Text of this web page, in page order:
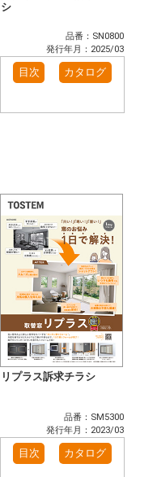
シ
品番：SN0800
発行年月：2025/03
目次 カタログ
リプラス訴求チラシ
品番：SM5300
発行年月：2023/03
目次 カタログ